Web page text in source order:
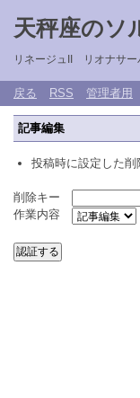
天秤座のソ
リネージュII リオナサー
戻る RSS 管理者用
記事編集
投稿時に設定した削
削除キー
作業内容